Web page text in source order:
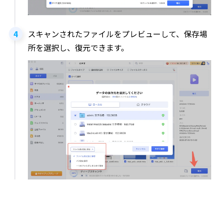
スキャンされたファイルをプレビューして、保存場
所を選択し、復元できます。